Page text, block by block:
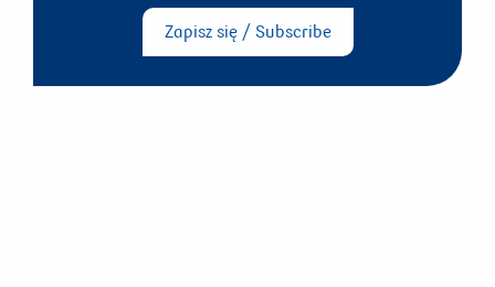
Zapisz się / Subscribe